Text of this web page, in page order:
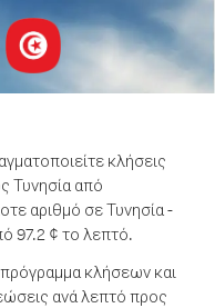
κλήσεις
Τυνησία από
αριθμό σε Τυνησία -
97.2 ¢ το λεπτό.
κλήσεων και
ανά λεπτό προς